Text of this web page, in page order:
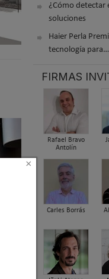
¿Cómo detectar
soluciones
Haier Perla
tecnología para…
FIRMAS
Rafael Bravo
Antolín
Carles Borrás
×